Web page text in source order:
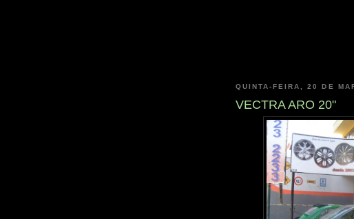
QUINTA-FEIRA, 20 DE
VECTRA ARO 20"